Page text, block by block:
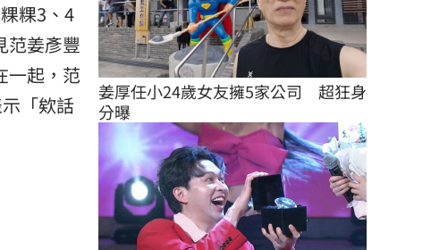
粿3、4
范姜彥豐
一起，范
「欸話
姜厚任小24歲女友擁5家公司　超狂身
分曝